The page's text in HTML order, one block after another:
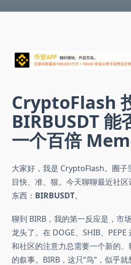
CryptoFlash
BIRBUSDT 能
一个百倍
大家好，我是 CryptoFlash。圈子
目快、准、狠。今天聊聊最近社
东西： BIRBUSDT。
聊到 BIRB，我的第一反应是，市
龙头了。在 DOGE、SHIB、
和社区的注意力总需要一个新的
的叙事。BIRB，这只“鸟”，似乎就